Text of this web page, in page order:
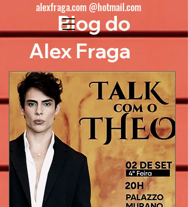
Blog do
Alex Fraga
alexfraga.com @hotmail.com